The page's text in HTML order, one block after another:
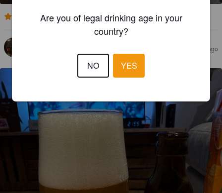
3.6
3 months ago
Are you of legal drinking age in your
country?
NO YES